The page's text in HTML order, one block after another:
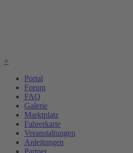
×
Portal
Forum
FAQ
Galerie
Marktplatz
Fahrerkarte
Veranstaltungen
Anleitungen
Partner